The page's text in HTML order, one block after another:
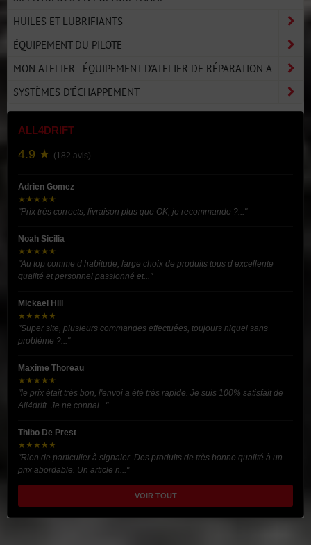
HUILES ET LUBRIFIANTS
ÉQUIPEMENT DU PILOTE
MON ATELIER - ÉQUIPEMENT D'ATELIER DE RÉPARATION A
SYSTÈMES D'ÉCHAPPEMENT
ALL4DRIFT
4.9 ★ (182 avis)
Adrien Gomez
★★★★★
"Prix très corrects, livraison plus que OK, je recommande ?..."
Noah Sicilia
★★★★★
"Au top comme d habitude, large choix de produits tous d excellente
qualité et personnel passionné et..."
Mickael Hill
★★★★★
"Super site, plusieurs commandes effectuées, toujours niquel sans
problème ?..."
Maxime Thoreau
★★★★★
"le prix était très bon, l'envoi a été très rapide. Je suis 100% satisfait de
All4drift. Je ne connai..."
Thibo De Prest
★★★★★
"Rien de particulier à signaler. Des produits de très bonne qualité à un
prix abordable. Un article n..."
VOIR TOUT